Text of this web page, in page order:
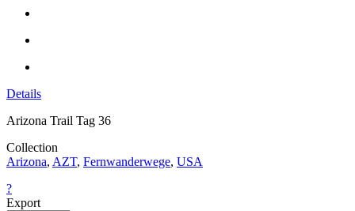
Details
Arizona Trail Tag 36
Collection
Arizona, AZT, Fernwanderwege, USA
?
Export